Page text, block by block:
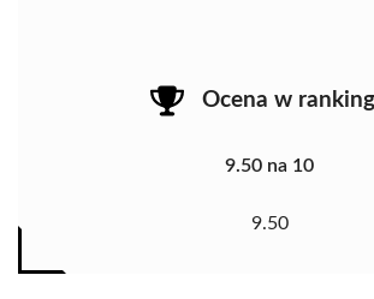
Ocena w
9.50 na 10
9.50